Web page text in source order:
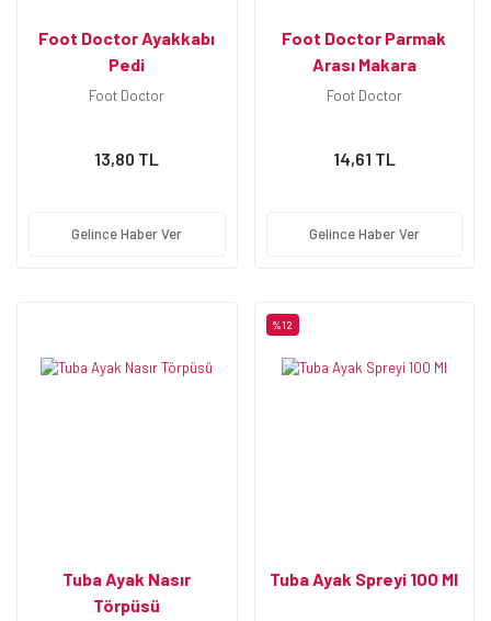
Foot Doctor Ayakkabı
Pedi
Foot Doctor
13,80 TL
Gelince Haber Ver
Foot Doctor Parmak
Arası Makara
Foot Doctor
14,61 TL
Gelince Haber Ver
Tuba Ayak Nasır
Törpüsü
%12
Tuba Ayak Spreyi 100 Ml